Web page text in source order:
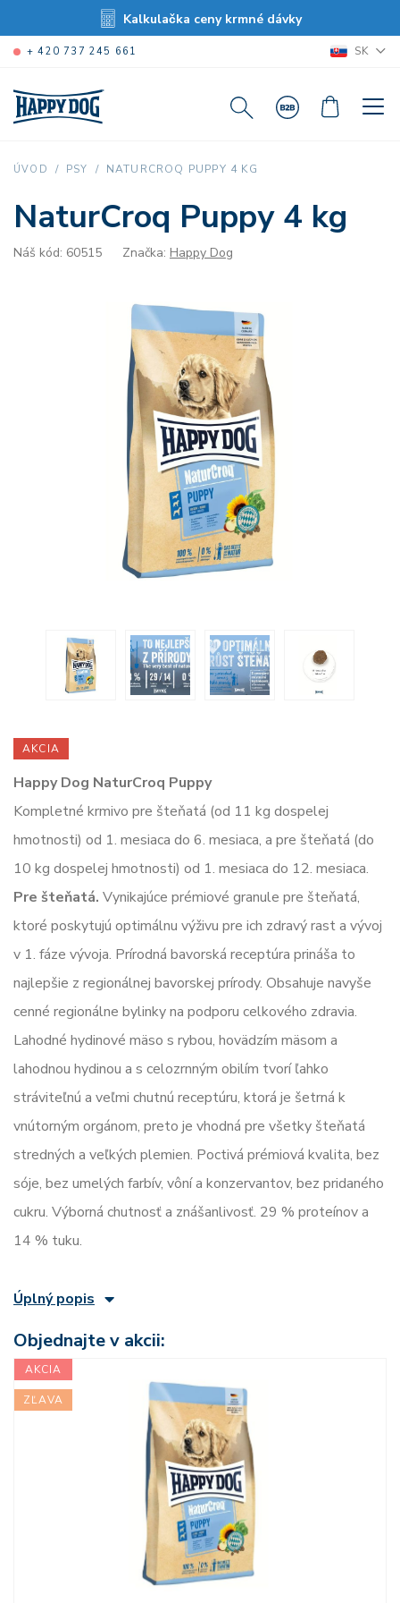
Kalkulačka ceny krmné dávky
+ 420 737 245 661 SK
ÚVOD PSY NATURCROQ PUPPY 4 KG
NaturCroq Puppy 4 kg
Náš kód: 60515 Značka: Happy Dog
AKCIA
Happy Dog NaturCroq Puppy
Kompletné krmivo pre šteňatá (od 11 kg dospelej
hmotnosti) od 1. mesiaca do 6. mesiaca, a pre šteňatá (do
10 kg dospelej hmotnosti) od 1. mesiaca do 12. mesiaca.
Pre šteňatá. Vynikajúce prémiové granule pre šteňatá,
ktoré poskytujú optimálnu výživu pre ich zdravý rast a vývoj
v 1. fáze vývoja. Prírodná bavorská receptúra prináša to
najlepšie z regionálnej bavorskej prírody. Obsahuje navyše
cenné regionálne bylinky na podporu celkového zdravia.
Lahodné hydinové mäso s rybou, hovädzím mäsom a
lahodnou hydinou a s celozrnným obilím tvorí ľahko
stráviteľnú a veľmi chutnú receptúru, ktorá je šetrná k
vnútorným orgánom, preto je vhodná pre všetky šteňatá
stredných a veľkých plemien. Poctivá prémiová kvalita, bez
sóje, bez umelých farbív, vôní a konzervantov, bez pridaného
cukru. Výborná chutnosť a znášanlivosť. 29 % proteínov a
14 % tuku.
Úplný popis
Objednajte v akcii:
AKCIA
ZĽAVA